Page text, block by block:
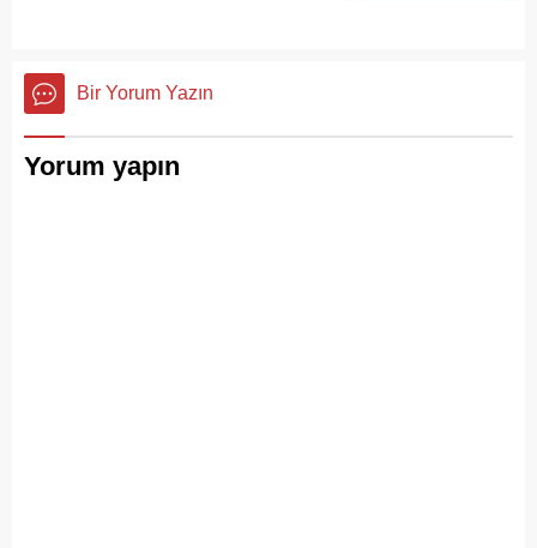
Bir Yorum Yazın
Yorum yapın